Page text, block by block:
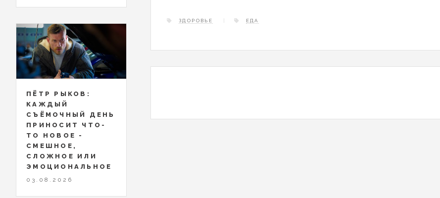
ЗДОРОВЬЕ ЕДА
ПЁТР РЫКОВ:
КАЖДЫЙ
СЪЁМОЧНЫЙ ДЕНЬ
ПРИНОСИТ ЧТО-
ТО НОВОЕ -
СМЕШНОЕ,
СЛОЖНОЕ ИЛИ
ЭМОЦИОНАЛЬНОЕ
03.08.2026